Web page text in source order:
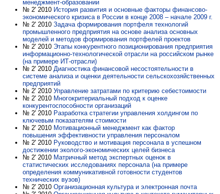
менеджмент-образовании
№ 2' 2010 История развития и основные факторы финансово-
экономического кризиса в России в конце 2008 – начале 2009 г.
№ 2' 2010 Задача формирования портфеля технологий
промышленного предприятия на основе анализа основных
моделей и методов формирования портфелей проектов
№ 2' 2010 Этапы конкурентного позиционирования предприятия
информационно-технологической отрасли на российском рынке
(на примере ИТ-отрасли)
№ 2' 2010 Диагностика финансовой несостоятельности в
системе анализа и оценки деятельности сельскохозяйственных
предприятий
№ 2' 2010 Управление затратами по критерию себестоимости
№ 2' 2010 Многокритериальный подход к оценке
конкурентоспособности организаций
№ 2' 2010 Разработка стратегии управления холдингом по
ключевым показателям стоимости
№ 2' 2010 Мотивационный менеджмент как фактор
повышения эффективности управления персоналом
№ 2' 2010 Руководство и мотивация персонала в успешном
достижении эколого-экономических целей бизнеса
№ 2' 2010 Матричный метод экспертных оценок в
статистических исследованиях персонала (на примере
определения коммуникативной готовности студентов
технических вузов)
№ 2' 2010 Организационная культура и электронная почта